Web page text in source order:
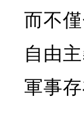
而不
自由
軍事